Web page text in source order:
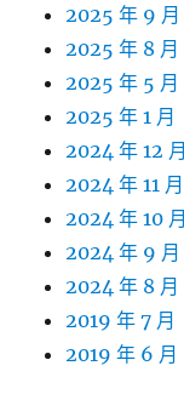
2025 年 9 月
2025 年 8 月
2025 年 5 月
2025 年 1 月
2024 年 12 月
2024 年 11 月
2024 年 10 月
2024 年 9 月
2024 年 8 月
2019 年 7 月
2019 年 6 月